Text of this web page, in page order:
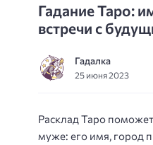
Гадание Таро:
встречи с
Гадалка
25 июня 2023
Расклад Таро
муже: его имя, город